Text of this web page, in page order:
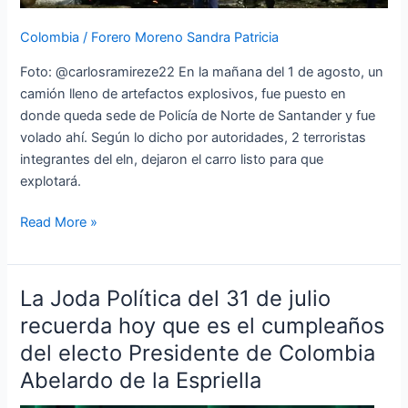
Colombia / Forero Moreno Sandra Patricia
Foto: @carlosramireze22 En la mañana del 1 de agosto, un
camión lleno de artefactos explosivos, fue puesto en
donde queda sede de Policía de Norte de Santander y fue
volado ahí. Según lo dicho por autoridades, 2 terroristas
integrantes del eln, dejaron el carro listo para que
explotará.
Read More »
La Joda Política del 31 de julio
recuerda hoy que es el cumpleaños
del electo Presidente de Colombia
Abelardo de la Espriella
La
Joda
Política
del
31
de